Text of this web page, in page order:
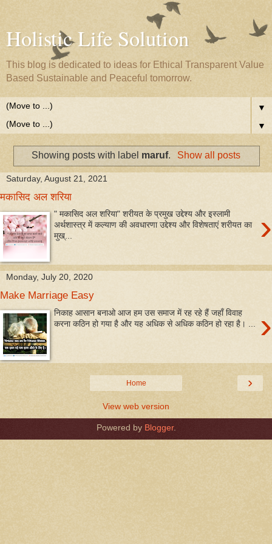
Holistic Life Solution
This blog is dedicated to ideas for Ethical Transparent Value
Based Sustainable and Peaceful tomorrow.
▼
▼
Showing posts with label maruf. Show all posts
Saturday, August 21, 2021
मकासिद अल शरिया
›
" मकासिद अल शरिया" शरीयत के प्रमुख उद्देश्य और इस्लामी
अर्थशास्त्र में कल्याण की अवधारणा उद्देश्य और विशेषताएं शरीयत का
मुख्...
Monday, July 20, 2020
Make Marriage Easy
›
निकाह आसान बनाओ आज हम उस समाज में रह रहे हैं जहाँ विवाह
करना कठिन हो गया है और यह अधिक से अधिक कठिन हो रहा है। ...
›
Home
View web version
Powered by Blogger.